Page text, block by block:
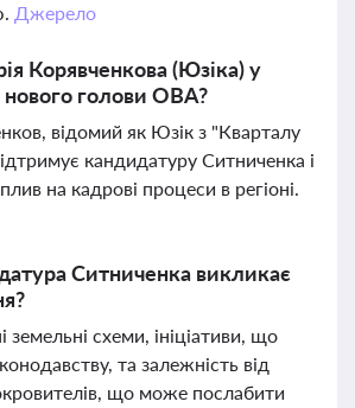
Джерело
Корявченкова (Юзіка) у
нового голови ОВА?
відомий як Юзік з "Кварталу
кандидатуру Ситниченка і
на кадрові процеси в регіоні.
Ситниченка викликає
земельні схеми, ініціативи, що
та залежність від
що може послабити